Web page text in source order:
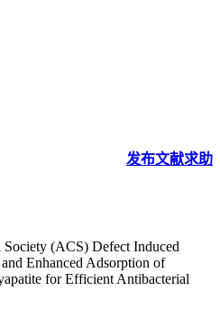
发布文献求助
Defect Induced
Enhanced Adsorption of
for Efficient Antibacterial